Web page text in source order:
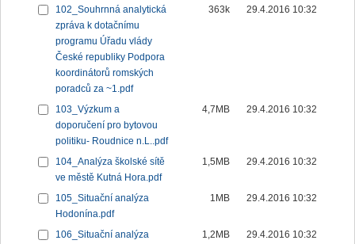
102_Souhrnná analytická
zpráva k dotačnímu
programu Úřadu vlády
České republiky Podpora
koordinátorů romských
poradců za ~1.pdf
363k 29.4.2016 10:32
103_Výzkum a
doporučení pro bytovou
politiku- Roudnice n.L..pdf
4,7MB 29.4.2016 10:32
104_Analýza školské sítě
ve městě Kutná Hora.pdf
1,5MB 29.4.2016 10:32
105_Situační analýza
Hodonína.pdf
1MB 29.4.2016 10:32
106_Situační analýza
1,2MB 29.4.2016 10:32